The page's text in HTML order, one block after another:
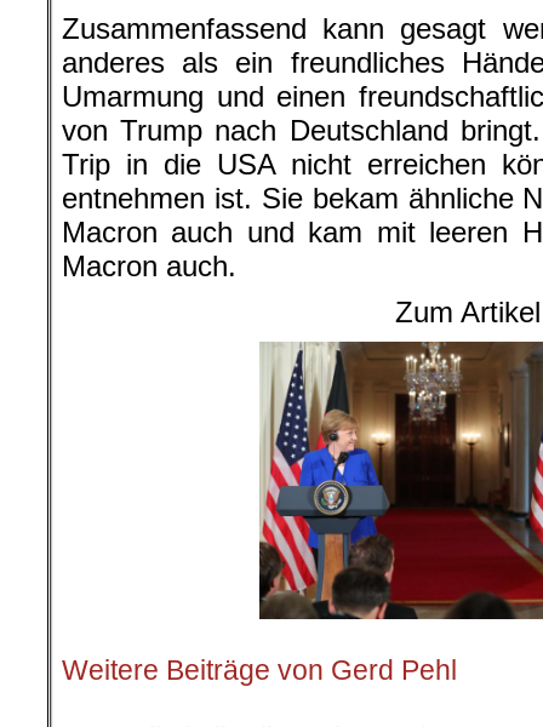
Zusammenfassend kann gesagt
anderes als ein freundliches
Umarmung und einen
von Trump nach Deutschland
Trip in die USA nicht erreichen
entnehmen ist. Sie bekam ähnliche
Macron auch und kam mit leeren
Macron auch.
Zum Artikel
Weitere Beiträge von Gerd Pehl